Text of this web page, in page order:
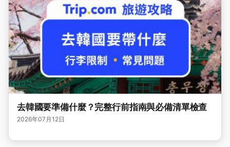
去韓國要準備什麼？完整行前指南與必備清單檢查
2026年07月12日